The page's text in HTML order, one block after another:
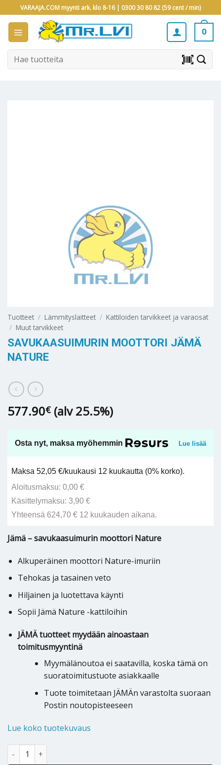
to
content
VARAAJA.COM myynti ark. klo 8-16 | 0300 30 80 82 (59 cent / min)
0
Etsi: barcode_scanner
Tuotteet / Lämmityslaitteet / Kattiloiden tarvikkeet ja varaosat
/ Muut tarvikkeet
SAVUKAASUIMURIN MOOTTORI JÄMÄ
NATURE
577.90€ (alv 25.5%)
Osta nyt, maksa myöhemmin Lue lisää
Maksa 52,05 €/kuukausi 12 kuukautta (0% korko).
Aloitusmaksu: 0,00 €
Käsittelymaksu: 3,90 €
Yhteensä 624,70 € 12 kuukauden aikana.
Jämä – savukaasuimurin moottori Nature
Alkuperäinen moottori Nature-imuriin
Tehokas ja tasainen veto
Hiljainen ja luotettava käynti
Sopii Jämä Nature -kattiloihin
JÄMÄ tuotteet myydään ainoastaan
toimitusmyyntinä
Myymälänoutoa ei saatavilla, koska tämä on
suoratoimitustuote asiakkaalle
Tuote toimitetaan JÄMÄn varastolta suoraan
Postin noutopisteeseen
Lue koko tuotekuvaus
Savukaasuimurin moottori Jämä Nature määrä